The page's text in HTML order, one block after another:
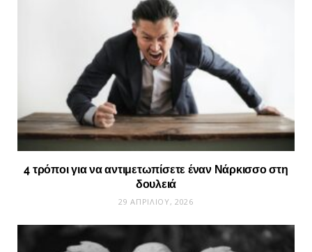
4 τρόποι για να αντιμετωπίσετε έναν Νάρκισσο στη
δουλειά
29 ΑΠΡΙΛΊΟΥ, 2026